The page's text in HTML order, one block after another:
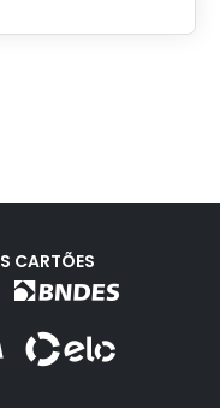
CARTÕES